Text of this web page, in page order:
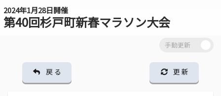
2024年1月28日開催
第40回杉戸町新春マラソン大会
戻 る 更 新